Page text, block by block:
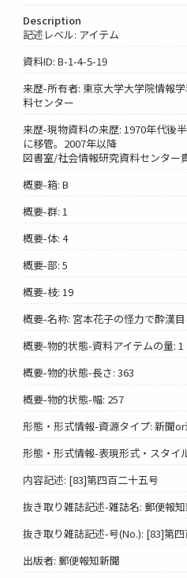
Description
記述レベル: アイテム
資料ID: B-1-4-5-19
来歴-所有者: 東京大学大学院情報
料センター
来歴-現物資料の来歴: 1970年代後
に移管。2007年以降
図書室/社会情報研究資料センター
概要-箱: B
概要-群: 1
概要-体: 4
概要-部: 5
概要-枝: 19
概要-名称: 宮本花子の怪力で酔漢
概要-物的状態-資料アイテムの量: 1
概要-物的状態-長さ: 363
概要-物的状態-幅: 257
形態・形式情報-資源タイプ: 新聞
形態・形式情報-表現形式・スタイ
内容記述: [83]第四百二十五号
抜き取り雑誌記述-雑誌名: 郵便報
抜き取り雑誌記述-号(No.): [83]第
出版者: 郵便報知新聞